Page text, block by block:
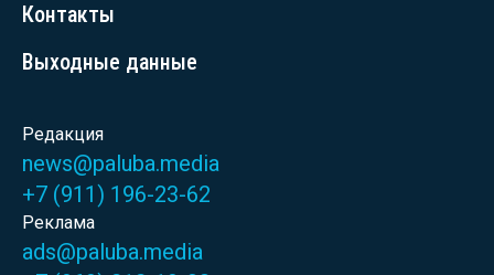
Контакты
Выходные данные
Редакция
news@paluba.media
+7 (911) 196-23-62
Реклама
ads@paluba.media